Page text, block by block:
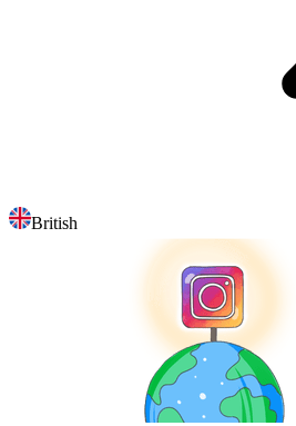
British